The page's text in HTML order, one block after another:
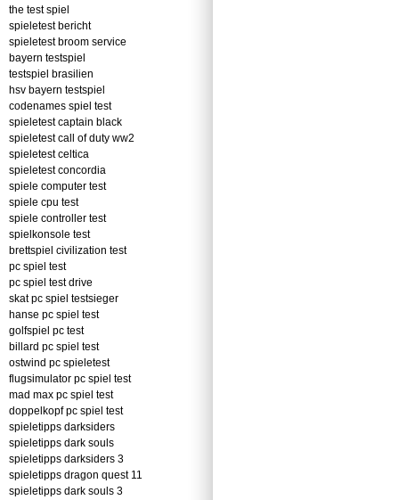
the test spiel
spieletest bericht
spieletest broom service
bayern testspiel
testspiel brasilien
hsv bayern testspiel
codenames spiel test
spieletest captain black
spieletest call of duty ww2
spieletest celtica
spieletest concordia
spiele computer test
spiele cpu test
spiele controller test
spielkonsole test
brettspiel civilization test
pc spiel test
pc spiel test drive
skat pc spiel testsieger
hanse pc spiel test
golfspiel pc test
billard pc spiel test
ostwind pc spieletest
flugsimulator pc spiel test
mad max pc spiel test
doppelkopf pc spiel test
spieletipps darksiders
spieletipps dark souls
spieletipps darksiders 3
spieletipps dragon quest 11
spieletipps dark souls 3